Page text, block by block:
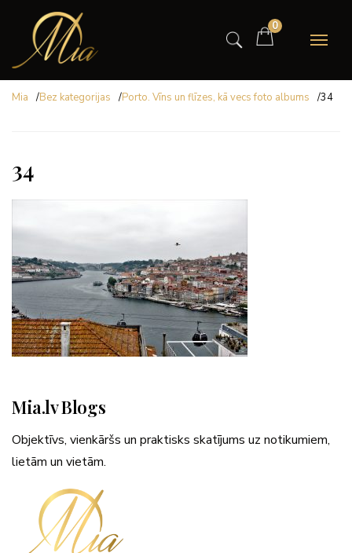
0
Mia /Bez kategorijas /Porto. Vīns un flīzes, kā vecs foto albums /34
34
Mia.lv Blogs
Objektīvs, vienkāršs un praktisks skatījums uz notikumiem,
lietām un vietām.